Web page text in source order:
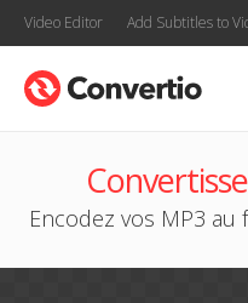
Video Editor Add Subtitles to
Encodez vos MP3